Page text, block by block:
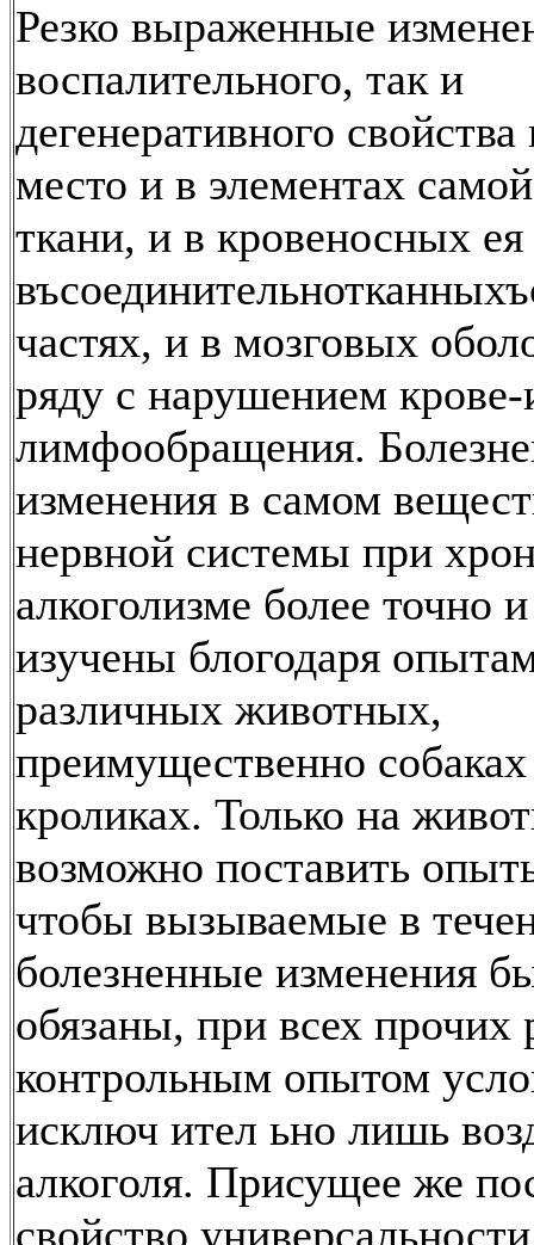
Резко выраженные
воспалительного, так и
дегенеративного
место и в элементах
ткани, и в кровеносных ея
частях, и в мозговых
ряду с нарушением крове-
лимфообращения.
изменения в самом
нервной системы при
алкоголизме более точно
изучены блогодаря
различных животных,
преимущественно
кроликах. Только на
возможно поставить
чтобы вызываемые в
болезненные изменения
обязаны, при всех прочих
контрольным опытом
исключ ител ьно лишь
алкоголя. Присущее же
свойство